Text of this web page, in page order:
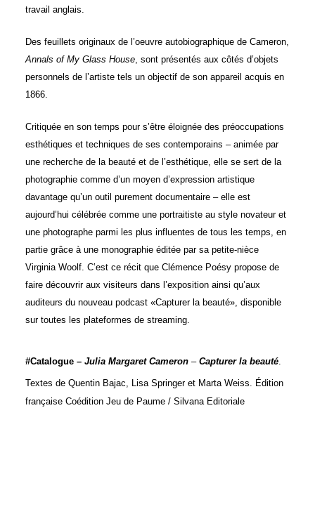
travail anglais.
Des feuillets originaux de l’oeuvre autobiographique de Cameron,
Annals of My Glass House , sont présentés aux côtés d’objets
personnels de l’artiste tels un objectif de son appareil acquis en
1866.
Critiquée en son temps pour s’être éloignée des préoccupations
esthétiques et techniques de ses contemporains – animée par
une recherche de la beauté et de l’esthétique, elle se sert de la
photographie comme d’un moyen d’expression artistique
davantage qu’un outil purement documentaire – elle est
aujourd’hui célébrée comme une portraitiste au style novateur et
une photographe parmi les plus influentes de tous les temps, en
partie grâce à une monographie éditée par sa petite-nièce
Virginia Woolf. C’est ce récit que Clémence Poésy propose de
faire découvrir aux visiteurs dans l’exposition ainsi qu’aux
auditeurs du nouveau podcast «Capturer la beauté», disponible
sur toutes les plateformes de streaming.
#Catalogue – Julia Margaret Cameron – Capturer la beauté
Textes de Quentin Bajac, Lisa Springer et Marta Weiss
Édition
française Coédition Jeu de Paume / Silvana Editoriale